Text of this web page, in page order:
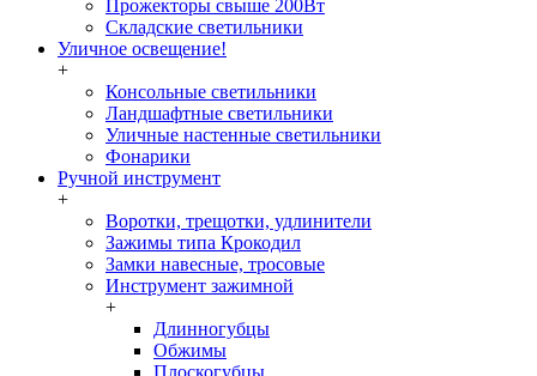
Прожекторы свыше 200Вт
Складские светильники
Уличное освещение!
+
Консольные светильники
Ландшафтные светильники
Уличные настенные светильники
Фонарики
Ручной инструмент
+
Воротки, трещотки, удлинители
Зажимы типа Крокодил
Замки навесные, тросовые
Инструмент зажимной
+
Длинногубцы
Обжимы
Плоскогубцы